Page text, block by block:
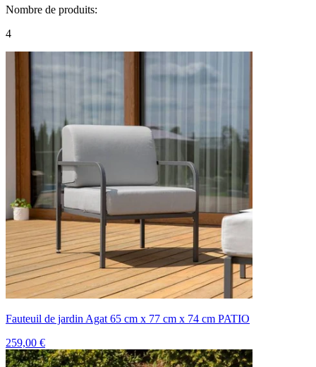
Nombre de produits:
4
Fauteuil de jardin Agat 65 cm x 77 cm x 74 cm PATIO
259,00 €